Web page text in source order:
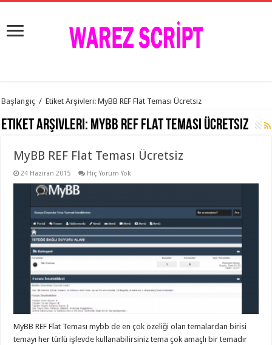
istanbul
evden
eve
organizasyon
gaziantep
evden
taşımacılık,
taşımacılık,
gaziantep
taşımacılık,
taşımacılık,
gaziantep
gaziantep
evden
Başlangıç / Etiket Arşivleri: MyBB REF Flat Teması Ücretsiz
Etiket Arşivleri: MyBB REF Flat Teması Ücretsiz
MyBB REF Flat Teması Ücretsiz
24 Haziran 2015 Hiç Yorum Yok
MyBB REF Flat Teması mybb de en çok özeliği olan temalardan birisi
temayı her türlü işlevde kullanabilirsiniz tema çok amaçlı bir temadır